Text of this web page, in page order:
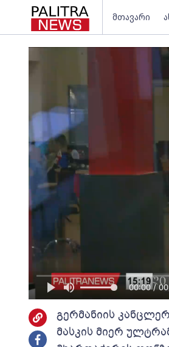
მთავარი
00:00 /
გერმანიის
მასკის მიერ